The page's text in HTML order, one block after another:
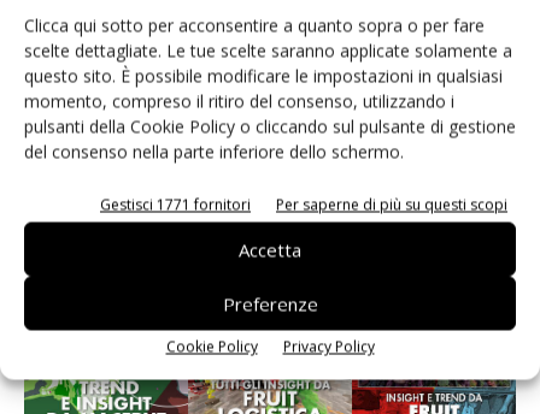
Clicca qui sotto per acconsentire a quanto sopra o per fare
scelte dettagliate. Le tue scelte saranno applicate solamente a
questo sito. È possibile modificare le impostazioni in qualsiasi
momento, compreso il ritiro del consenso, utilizzando i
pulsanti della Cookie Policy o cliccando sul pulsante di gestione
del consenso nella parte inferiore dello schermo.
Gestisci 1771 fornitori Per saperne di più su questi scopi
Accetta
Preferenze
Cookie Policy Privacy Policy
Leonardo Odorizzi: “Dobbiamo creare stupore nel
punto di vendita” #vocidellortofrutta